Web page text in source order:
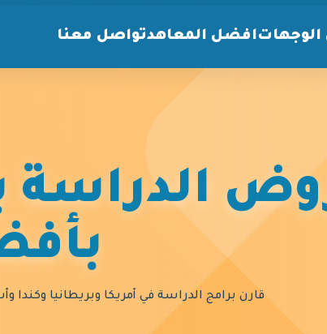
افضل المعاهدتواصل معنا
الدراسة
قارن برامج الدراسة في أمريكا وبريطانيا وكندا